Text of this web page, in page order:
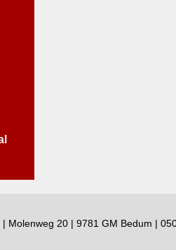
| Molenweg 20 | 9781 GM Bedum |